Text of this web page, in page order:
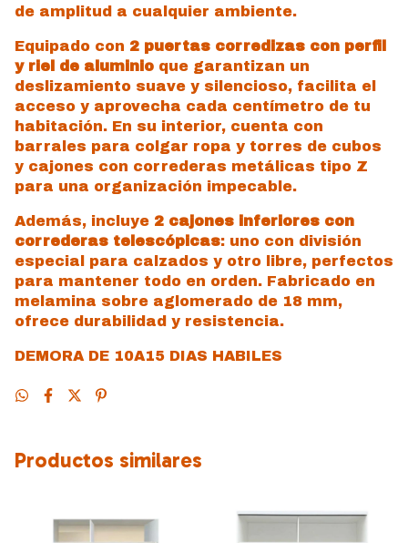
de amplitud a cualquier ambiente.
Equipado con 2 puertas corredizas con perfil
y riel de aluminio que garantizan un
deslizamiento suave y silencioso, facilita el
acceso y aprovecha cada centímetro de tu
habitación. En su interior, cuenta con
barrales para colgar ropa y torres de cubos
y cajones con correderas metálicas tipo Z
para una organización impecable.
Además, incluye 2 cajones inferiores con
correderas telescópicas: uno con división
especial para calzados y otro libre, perfectos
para mantener todo en orden. Fabricado en
melamina sobre aglomerado de 18 mm,
ofrece durabilidad y resistencia.
DEMORA DE 10A15 DIAS HABILES
Productos similares